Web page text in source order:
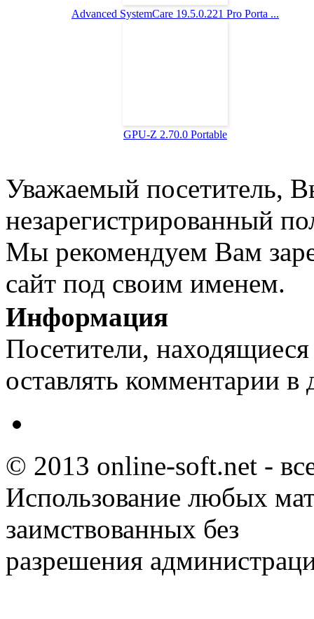
Advanced SystemCare 19.5.0.221 Pro Porta ...
GPU-Z 2.70.0 Portable
Уважаемый посетитель,
незарегистрированный
Мы рекомендуем Вам
сайт под своим именем.
Информация
Посетители,
оставлять комментарии в
© 2013 online-soft.net -
Использование любых
заимствованных без
разрешения